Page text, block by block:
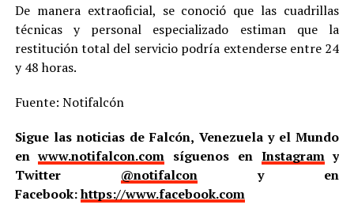
De manera extraoficial, se conoció que las cuadrillas
técnicas y personal especializado estiman que la
restitución total del servicio podría extenderse entre 24
y 48 horas.
Fuente: Notifalcón
Sigue las noticias de Falcón, Venezuela y el Mundo
enwww.notifalcon.com síguenos en Instagramy
Twitter @notifalcony en
Facebook:https://www.facebook.com